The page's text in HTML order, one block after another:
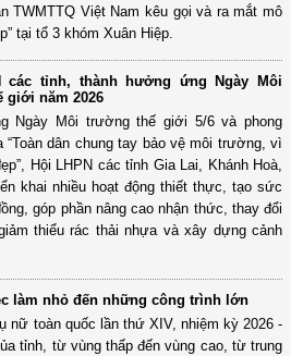
TWMTTQ Việt Nam kêu gọi và ra mắt mô
tại tổ 3 khóm Xuân Hiệp.
các tỉnh, thành hưởng ứng Ngày Môi
giới năm 2026
Ngày Môi trường thế giới 5/6 và phong
“Toàn dân chung tay bảo vệ môi trường, vì
Hội LHPN các tỉnh Gia Lai, Khánh Hoà,
khai nhiều hoạt động thiết thực, tạo sức
góp phần nâng cao nhận thức, thay đổi
thiểu rác thải nhựa và xây dựng cảnh
làm nhỏ đến những công trình lớn
nữ toàn quốc lần thứ XIV, nhiệm kỳ 2026 -
tỉnh, từ vùng thấp đến vùng cao, từ trung